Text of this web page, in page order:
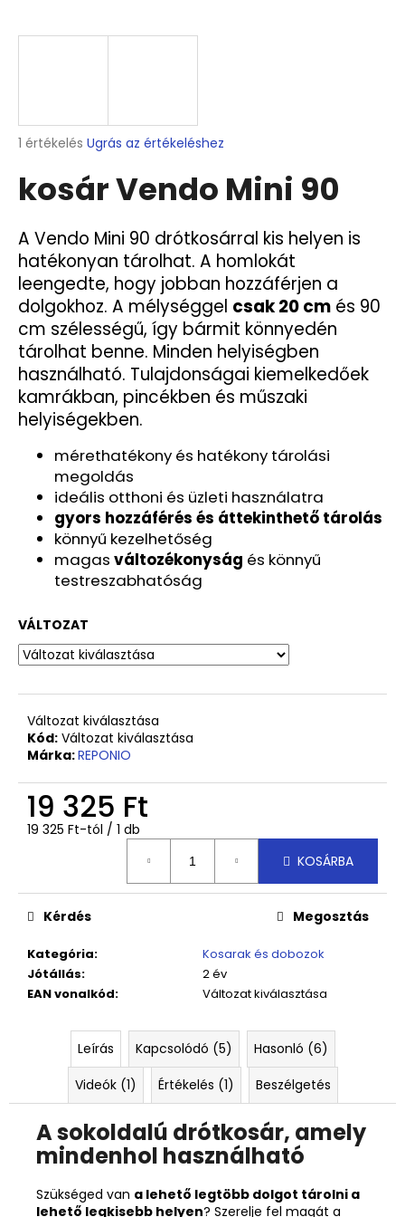
A
átlagos
értékelése
ből
5,0
csillag.
1 értékelés Ugrás az értékeléshez
kosár Vendo Mini 90
A Vendo Mini 90 drótkosárral kis helyen is
hatékonyan tárolhat. A homlokát
leengedte, hogy jobban hozzáférjen a
dolgokhoz. A mélységgel csak 20 cm és 90
cm szélességű, így bármit könnyedén
tárolhat benne. Minden helyiségben
használható. Tulajdonságai kiemelkedőek
kamrákban, pincékben és műszaki
helyiségekben.
mérethatékony és hatékony tárolási
megoldás
ideális otthoni és üzleti használatra
gyors hozzáférés és áttekinthető tárolás
könnyű kezelhetőség
magas változékonyság és könnyű
testreszabhatóság
VÁLTOZAT
Változat kiválasztása
Kód: Változat kiválasztása
Márka:REPONIO
19 325 Ft
Egységár:
19 325 Ft-tól / 1 db
KOSÁRBA
Kategória:
Kosarak és dobozok
Jótállás:
2 év
EAN vonalkód: Változat kiválasztása
Kérdés Megosztás
Leírás Kapcsolódó (5)
Hasonló (6)
Videók (1)
Értékelés (1) Beszélgetés
A sokoldalú drótkosár, amely
mindenhol használható
Szükséged van a lehető legtöbb dolgot tárolni a
lehető legkisebb helyen? Szerelje fel magát a
l
j
u
k
HOLDER
GRAVE
25
6
479
Ft